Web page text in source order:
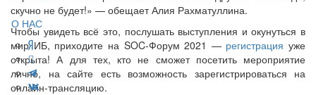
О НАС
скучно не будет!» — обещает Алия Рахматуллина.
Чтобы увидеть всё это, послушать выступления и окунуться в
мир ИБ, приходите на SOC-Форум 2021 — регистрация уже
открыта! А для тех, кто не сможет посетить мероприятие
лично, на сайте есть возможность зарегистрироваться на
онлайн-трансляцию.